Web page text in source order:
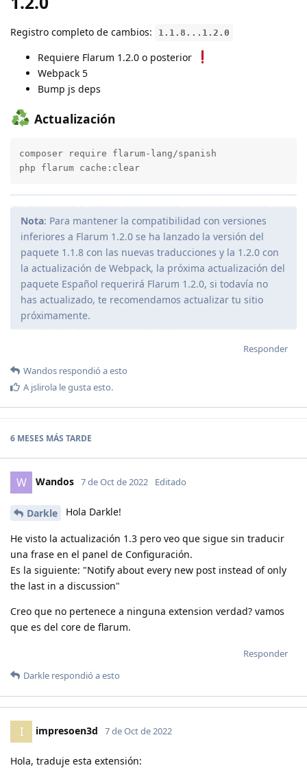
Registro completo de cambios: 1.1.8...1.2.0
Requiere Flarum 1.2.0 o posterior
Webpack 5
Bump js deps
Actualización
composer require flarum-lang/spanish
php flarum cache:clear
Nota: Para mantener la compatibilidad con versiones
inferiores a Flarum 1.2.0 se ha lanzado la versión del
paquete 1.1.8 con las nuevas traducciones y la 1.2.0 con
la actualización de Webpack, la próxima actualización del
paquete Español requerirá Flarum 1.2.0, si todavía no
has actualizado, te recomendamos actualizar tu sitio
próximamente.
Responder
Wandos respondió a esto
A jslirola le gusta esto.
6 MESES MÁS TARDE
W Wandos 7 de Oct de 2022 Editado
Darkle Hola Darkle!
He visto la actualización 1.3 pero veo que sigue sin traducir
una frase en el panel de Configuración.
Es la siguiente: "Notify about every new post instead of only
the last in a discussion"
Creo que no pertenece a ninguna extension verdad? vamos
que es del core de flarum.
Responder
Darkle respondió a esto
I impresoen3d 7 de Oct de 2022
Hola, traduje esta extensión: